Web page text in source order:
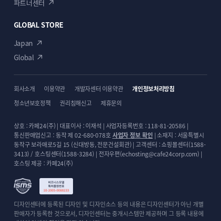
파트너센터
GLOBAL STORE
Japan
Global
회사소개 이용약관 개발자센터 이용약관
개인정보처리방침
청소년보호정책
권리침해신고 제휴문의
상호 : 카페24(주) | 대표이사 : 이재석 | 사업자등록번호 : 118-81-20586 |
통신판매업신고 : 동작 제 02-680-078호 사업자 정보 확인 | 소재지 : 서울특별시
동작구 보라매로5길 15 (신대방동, 전문건설회관) | 고객센터 : 쇼핑몰센터(1588-
3413) / 호스팅센터(1588-3284) | 전자우편(echosting@cafe24corp.com) |
호스팅 제공 : 카페24(주)
디자인센터에 등록된 디자인 및 디자인소스 등의 내용은 디자인센터가 아닌 개별
판매자가 등록한 것으로서, 디자인센터는 중개시스템만 제공하며 그 등록 내용에